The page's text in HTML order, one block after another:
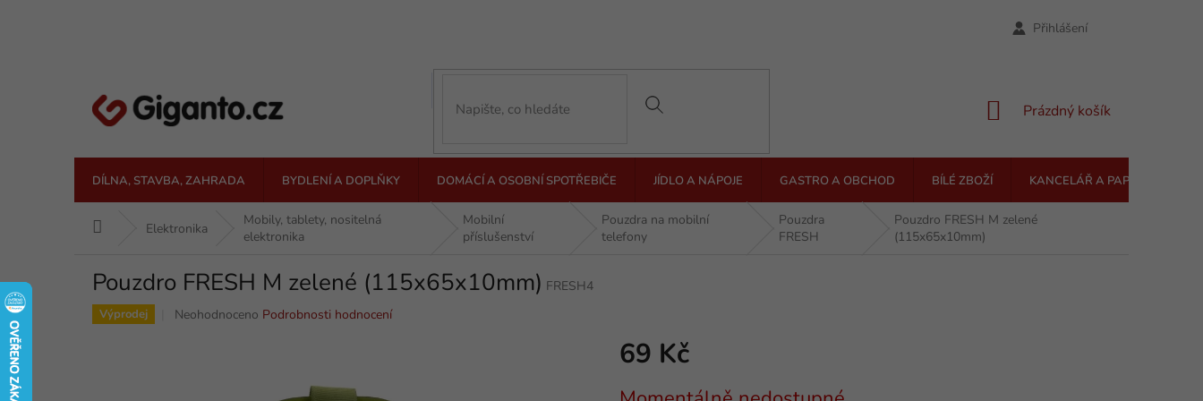
Přihlášení
NÁKUPNÍ
Prázdný košík
DÍLNA, STAVBA, ZAHRADA BYDLENÍ A DOPLŇKY DOMÁCÍ A OSOBNÍ SPOTŘEBIČE JÍDLO A NÁPOJE GASTRO A OBCHOD BÍLÉ ZBOŽÍ KANCELÁŘ A PAPÍRNICTVÍ
Elektronika
Mobily, tablety, nositelná
elektronika
Mobilní
příslušenství
Pouzdra na mobilní
telefony
Pouzdra
FRESH
Pouzdro FRESH M zelené
(115x65x10mm)
Pouzdro FRESH M zelené (115x65x10mm) FRESH4
Výprodej
Průměrné
Neohodnoceno Podrobnosti hodnocení
69 Kč